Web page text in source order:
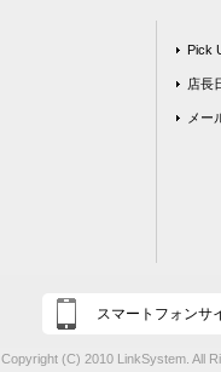
Pick
店長
メー
スマートフォンサ
Copyright (C) 2010 LinkSystem. All